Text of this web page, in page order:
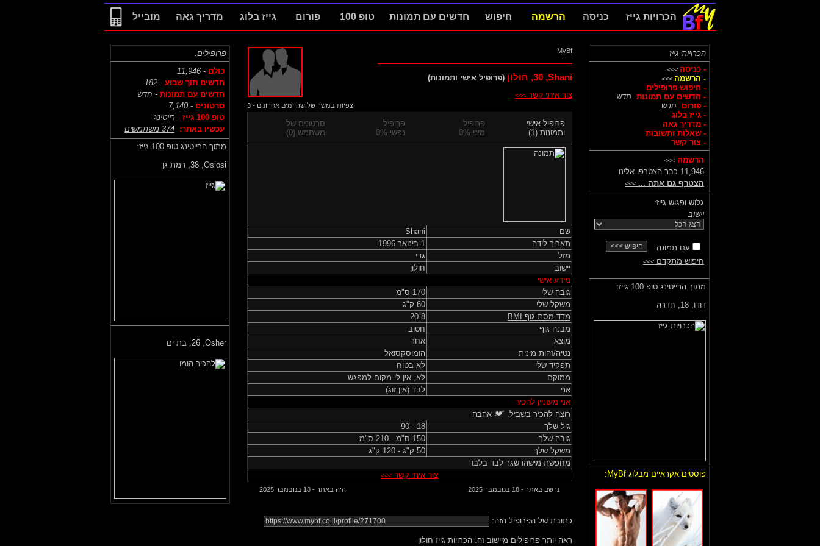
הכרויות גייז כניסה הרשמה חיפוש חדשים עם תמונות טופ 100 פורום גייז בלוג מדריך גאה מובייל
הכרויות גייז
- כניסה >>>
- הרשמה >>>
- חיפוש פרופילים
- חדשים עם תמונות חדש
- פורום
חדש
- גייז בלוג
- מדריך גאה
- שאלות ותשובות
- צור קשר
הרשמה >>>
11,946 כבר הצטרפו אלינו
הצטרף גם אתה ... >>>
גלוש ופגוש גייז:
יישוב
עם תמונה
חיפוש מתקדם >>>
מתוך הרייטינג טופ 100 גייז:
דודו, 18, חדרה
פוסטים אקראיים מבלוג MyBf:
MyBf
Shani,
30, חולון (פרופיל אישי ותמונות)
צור איתי קשר>>>
צפיות במשך שלושה ימים אחרונים - 3
פרופיל אישי
ותמונות (1)
פרופיל
מיני 0%
פרופיל
נפשי 0%
סרטונים של
משתמש (0)
שם
Shani
תאריך לידה
1 בינואר 1996
מזל
גדי
יישוב
חולון
מידע אישי
גובה שלי
170 ס"מ
משקל שלי
60 ק"ג
מדד מסת גוף
BMI
20.8
מבנה גוף
חטוב
מוצא
אחר
נטיה/זהות מינית
הומוסקסואל
תפקיד שלי
לא בטוח
ממוקם
לא, אין לי מקום למפגש
אני
לבד (אין זוג)
אני מעוניין להכיר
רוצה להכיר בשביל:
אהבה
גיל שלך
18 - 90
גובה שלך
150 ס"מ - 210 ס"מ
משקל שלך
50 ק"ג - 120 ק"ג
מחפשת מישהו שגר לבד בלבד
צור איתי קשר >>>
נרשם באתר - 18 בנובמבר 2025
היה באתר - 18 בנובמבר 2025
כתובת של הפרופיל הזה:
ראה יותר פרופילים מיישוב זה:הכרויות גייז חולון
פרופילים:
כולם - 11,946
חדשים תוך שבוע - 182
חדשים עם תמונות - חדש
סרטונים - 7,140
טופ 100 גייז
- רייטינג
עכשיו באתר: 374 משתמשים
מתוך הרייטינג טופ 100 גייז:
Osiosi, 38, רמת גן
Osher, 26, בת ים